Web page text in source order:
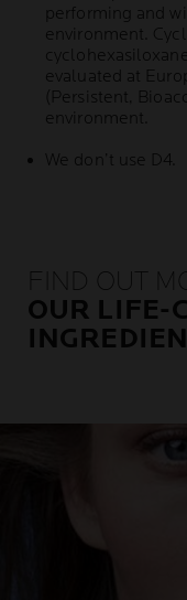
performing and
environment.
evaluated at
(Persistent,
environment.
We don’t use D4.
FIND OUT
OUR LIFE-